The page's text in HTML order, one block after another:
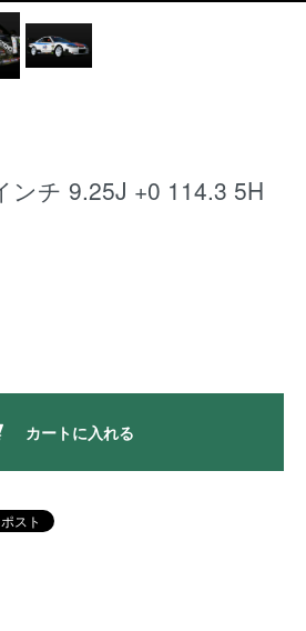
ンチ 9.25J +0 114.3 5H
カートに入れる